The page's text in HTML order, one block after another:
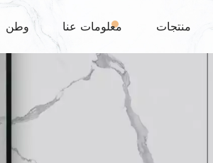
وطن معلومات عنا منتجات